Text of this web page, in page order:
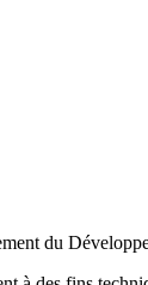
du